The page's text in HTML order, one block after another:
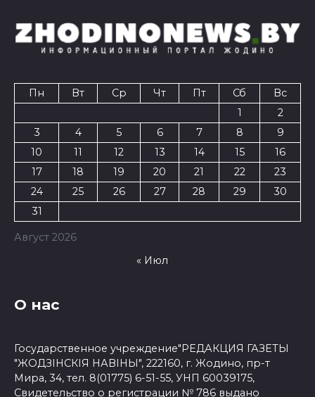
Август 2026
Пн Вт Ср Чт Пт Сб
Вс
1
2
3
4 5 6 7 8
9
10
11 12 13 14 15
16
17
18 19 20 21 22
23
24
25 26 27 28 29
30
31
« Июл
О нас
Государственное учреждение"РЕДАКЦИЯ ГАЗЕТЫ
"ЖОДЗІНСКІЯ НАВІНЫ", 222160, г. Жодино, пр-т
Мира, 34, тел. 8(01775) 6-51-55, УНП 60039175,
Свидетельство о регистрации № 786 выдано